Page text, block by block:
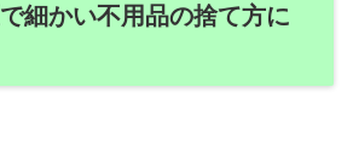
細かい不用品の捨て方に